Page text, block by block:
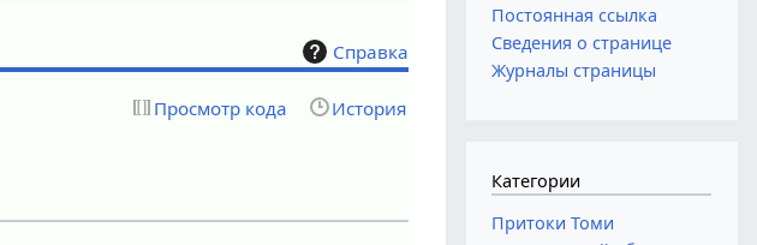
Справка
Просмотр кода История
Постоянная ссылка
Сведения о странице
Журналы страницы
Категории
Притоки Томи